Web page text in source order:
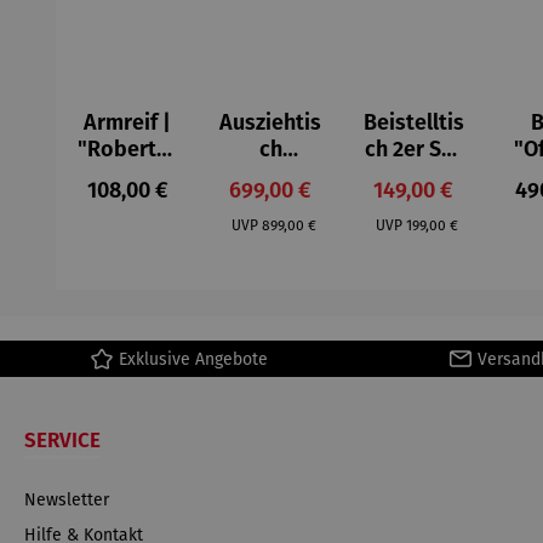
Armreif |
"Roberta"
– Anna
Mütz
Regulärer Preis:
108,00 €
Ausziehtis
ch
Aluminium
– Valor
Verkaufspreis:
699,00 €
UVP Regulärer Preis:
899,00 €
Beistelltis
ch 2er Set
– Dalias
Verkaufspreis:
149,00 €
UVP Regulärer Preis:
199,00 €
Exklusive Angebote
SERVICE
Newsletter
Hilfe & Kontakt